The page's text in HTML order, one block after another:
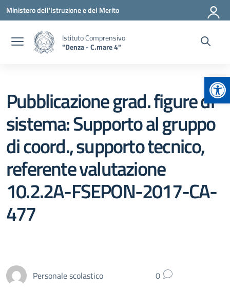
Vai ai contenuti
Vai al menu di navigazione
Vai al footer
Ministero dell'Istruzione e del Merito
Istituto Comprensivo
"Denza - C.mare 4"
Pubblicazione grad. figure di
sistema: Supporto al gruppo
di coord., supporto tecnico,
referente valutazione
10.2.2A-FSEPON-2017-CA-
477
Personale scolastico 0